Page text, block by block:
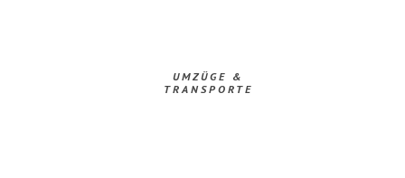
UMZÜGE &
TRANSPORTE